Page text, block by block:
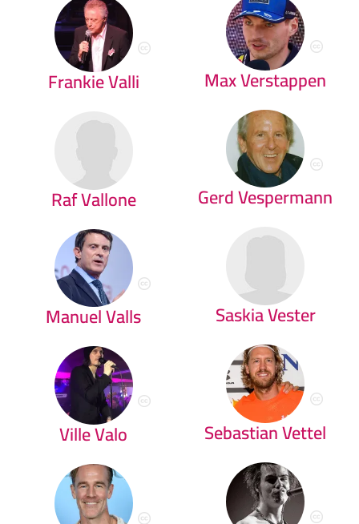
Frankie Valli
Raf Vallone
Manuel Valls
Ville Valo
Max Verstappen
Gerd Vespermann
Saskia Vester
Sebastian Vettel